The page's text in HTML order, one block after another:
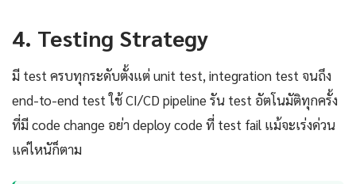
4. Testing Strategy
มี test ครบทุกระดับตั้งแต่ unit test, integration test จนถึง
end-to-end test ใช้ CI/CD pipeline รัน test อัตโนมัติทุกครั้ง
ที่มี code change อย่า deploy code ที่ test fail แม้จะเร่งด่วน
แค่ไหนัก็ตาม